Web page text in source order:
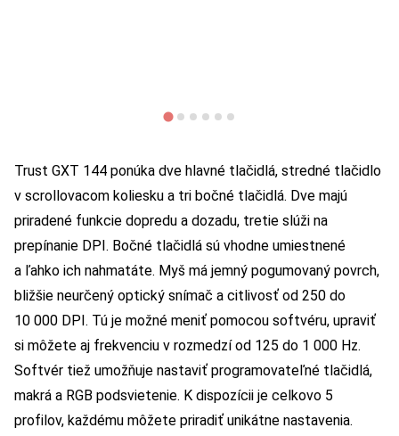
Trust GXT 144 ponúka dve hlavné tlačidlá, stredné tlačidlo
v scrollovacom koliesku a tri bočné tlačidlá. Dve majú
priradené funkcie dopredu a dozadu, tretie slúži na
prepínanie DPI. Bočné tlačidlá sú vhodne umiestnené
a ľahko ich nahmatáte. Myš má jemný pogumovaný povrch,
bližšie neurčený optický snímač a citlivosť od 250 do
10 000 DPI. Tú je možné meniť pomocou softvéru, upraviť
si môžete aj frekvenciu v rozmedzí od 125 do 1 000 Hz.
Softvér tiež umožňuje nastaviť programovateľné tlačidlá,
makrá a RGB podsvietenie. K dispozícii je celkovo 5
profilov, každému môžete priradiť unikátne nastavenia.